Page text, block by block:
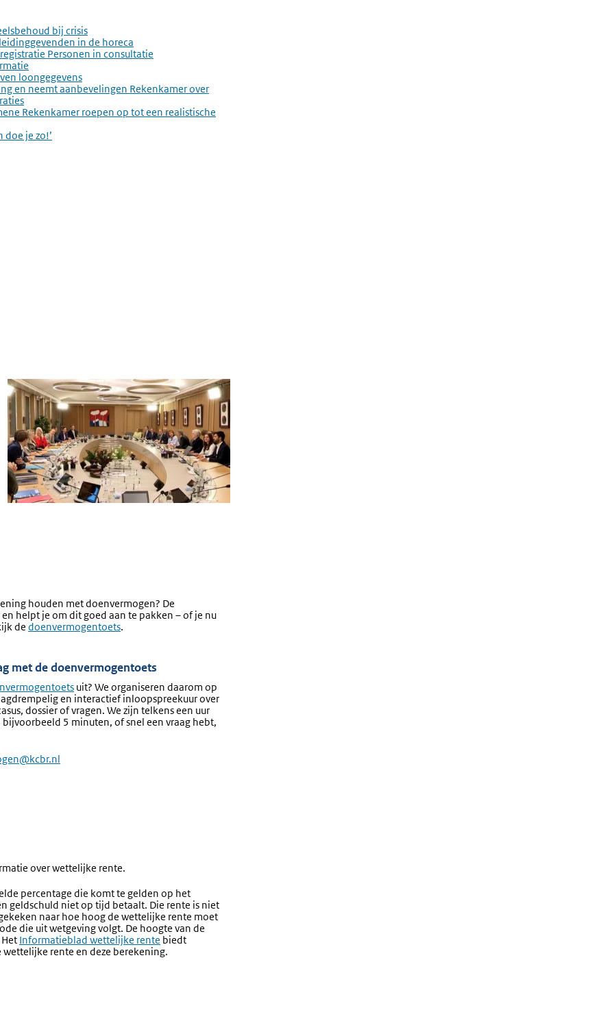
bij crisis
in de horeca
Personen in consultatie
loongegevens
en neemt aanbevelingen Rekenkamer over
Rekenkamer roepen op tot een realistische
je zo!’
Afbeelding
houden met doenvermogen? De
helpt je om dit goed aan te pakken – of je nu
de doenvermogentoets.
met de doenvermogentoets
uit? We organiseren daarom op
en interactief inloopspreekuur over
dossier of vragen. We zijn telkens een uur
5 minuten, of snel een vraag hebt,
over wettelijke rente.
percentage die komt te gelden op het
geldschuld niet op tijd betaalt. Die rente is niet
naar hoe hoog de wettelijke rente moet
die uit wetgeving volgt. De hoogte van de
Informatieblad wettelijke rente biedt
rente en deze berekening.